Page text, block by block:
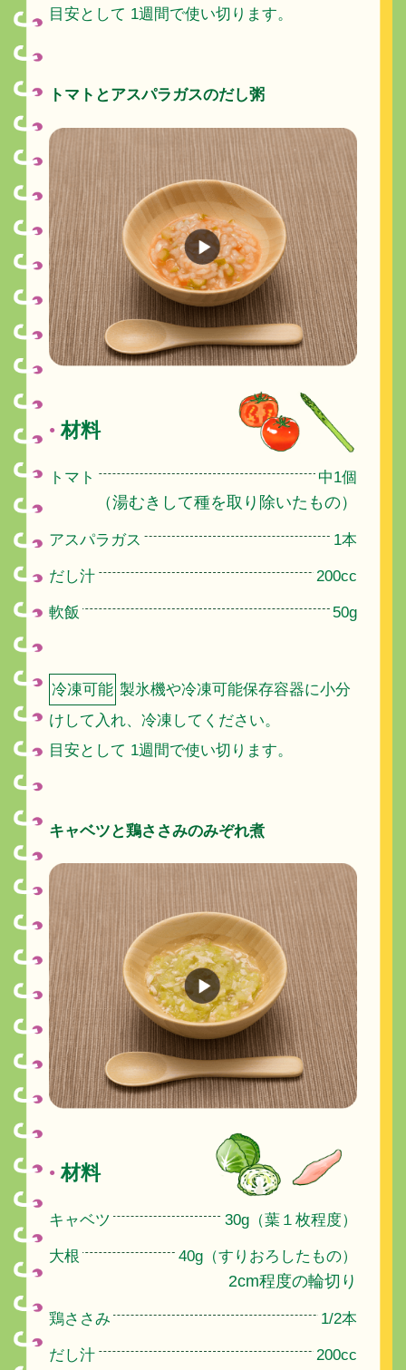
目安として 1週間で使い切ります。
トマトとアスパラガスのだし粥
● 材料
トマト 中1個
（湯むきして種を取り除いたもの）
アスパラガス 1本
だし汁 200cc
軟飯 50g
冷凍可能 製氷機や冷凍可能保存容器に小分
けして入れ、冷凍してください。
目安として 1週間で使い切ります。
キャベツと鶏ささみのみぞれ煮
● 材料
キャベツ 30g（葉１枚程度）
大根 40g（すりおろしたもの）
2cm程度の輪切り
鶏ささみ 1/2本
だし汁 200cc